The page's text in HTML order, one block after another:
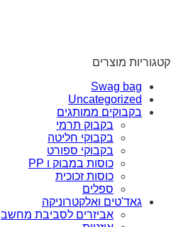
קטגוריות מוצרים
Swag bag
Uncategorized
בקבוקים ממותגים
בקבוק תרמי
בקבוקי חליטה
בקבוקי ספורט
כוסות במבוק ו PP
כוסות זכוכית
ספלים
גאד'טים ואלקטרוניקה
אביזרים לסביבת מחשב